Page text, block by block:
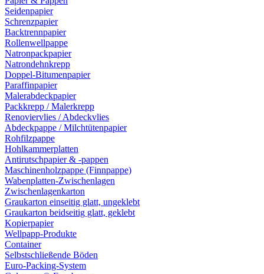
Seidenpapier
Schrenzpapier
Backtrennpapier
Rollenwellpappe
Natronpackpapier
Natrondehnkrepp
Doppel-Bitumenpapier
Paraffinpapier
Malerabdeckpapier
Packkrepp / Malerkrepp
Renoviervlies / Abdeckvlies
Abdeckpappe / Milchtütenpapier
Rohfilzpappe
Hohlkammerplatten
Antirutschpapier & -pappen
Maschinenholzpappe (Finnpappe)
Wabenplatten-Zwischenlagen
Zwischenlagenkarton
Graukarton einseitig glatt, ungeklebt
Graukarton beidseitig glatt, geklebt
Kopierpapier
Wellpapp-Produkte
Container
Selbstschließende Böden
Euro-Packing-System